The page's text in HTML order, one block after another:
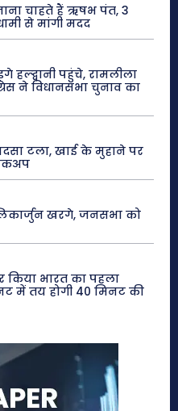
चाहते हैं ऋषभ पंत, 3
से मांगी मदद
हल्द्वानी पहुंचे, रामलीला
ने विधानसभा चुनाव का
टला, खाई के मुहाने पर
खरगे, जनसभा को
किया भारत का पहला
में तय होगी 40 मिनट की